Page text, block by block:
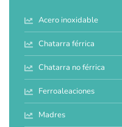
Acero inoxidable
Chatarra férrica
Chatarra no férrica
Ferroaleaciones
Madres